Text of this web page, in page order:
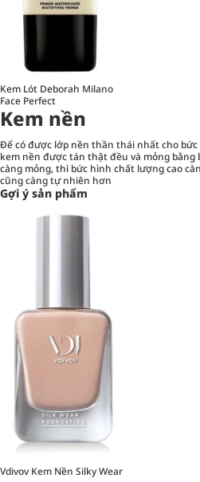
Kem Lót Deborah Milano
Face Perfect
Kem nền
Để có được lớp nền thần thái nhất cho
kem nền được tán thật đều và mỏng bằng
càng mỏng, thì bức hình chất lượng cao
cũng càng tự nhiên hơn
Gợi ý sản phẩm
Vdivov Kem Nền Silky Wear